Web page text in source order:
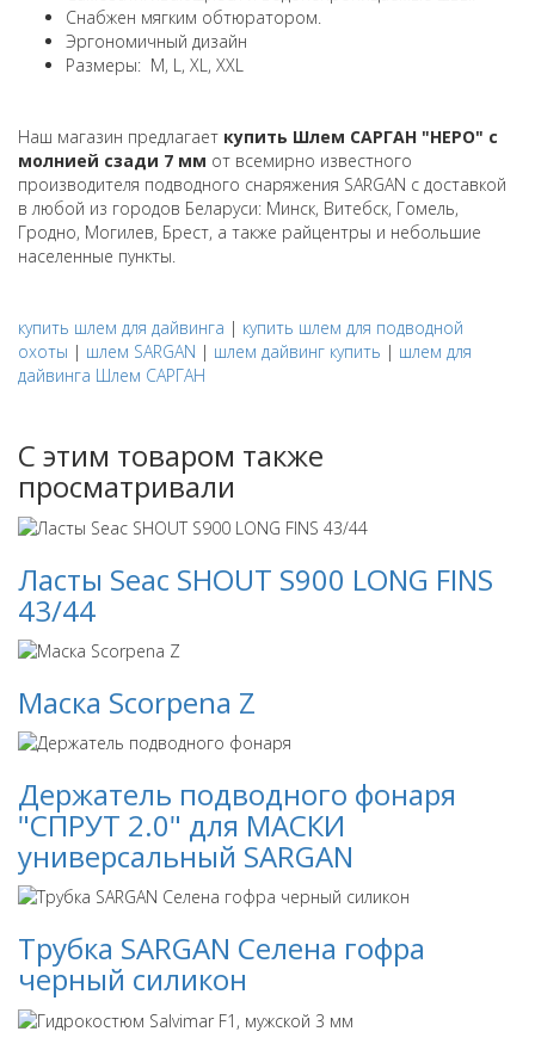
Снабжен мягким обтюратором.
Эргономичный дизайн
Размеры: M, L, XL, XXL
Наш магазин предлагает купить Шлем САРГАН "НЕРО" с
молнией сзади 7 мм от всемирно известного
производителя подводного снаряжения SARGAN с доставкой
в любой из городов Беларуси: Минск, Витебск, Гомель,
Гродно, Могилев, Брест, а также райцентры и небольшие
населенные пункты.
купить шлем для дайвинга | купить шлем для подводной
охоты | шлем SARGAN | шлем дайвинг купить | шлем для
дайвинга Шлем САРГАН
С этим товаром также
просматривали
Ласты Seac SHOUT S900 LONG FINS
43/44
Маска Scorpena Z
Держатель подводного фонаря
"СПРУТ 2.0" для МАСКИ
универсальный SARGAN
Трубка SARGAN Селена гофра
черный силикон